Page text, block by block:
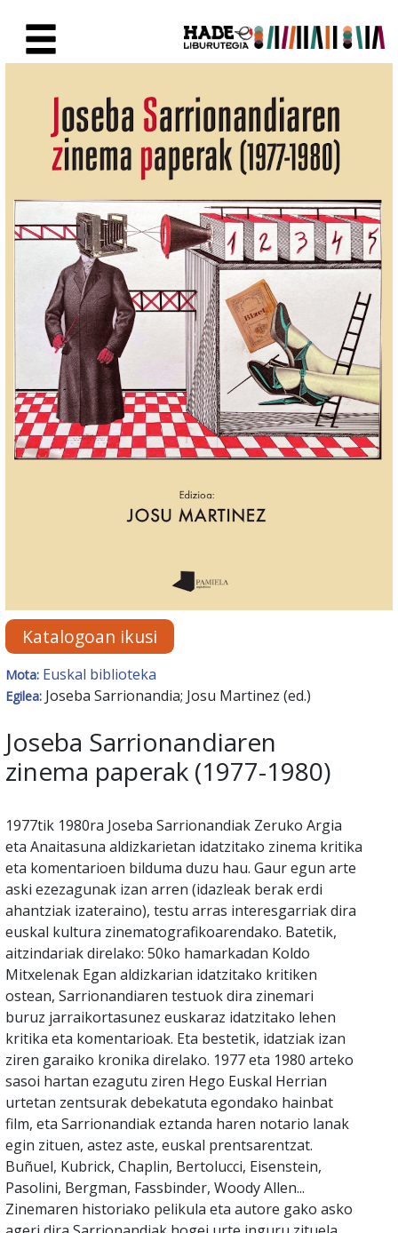
Katalogoan ikusi
Mota: Euskal biblioteka
Egilea: Joseba Sarrionandia; Josu Martinez (ed.)
Joseba Sarrionandiaren
zinema paperak (1977-1980)
1977tik 1980ra Joseba Sarrionandiak Zeruko Argia
eta Anaitasuna aldizkarietan idatzitako zinema kritika
eta komentarioen bilduma duzu hau. Gaur egun arte
aski ezezagunak izan arren (idazleak berak erdi
ahantziak izateraino), testu arras interesgarriak dira
euskal kultura zinematografikoarendako. Batetik,
aitzindariak direlako: 50ko hamarkadan Koldo
Mitxelenak Egan aldizkarian idatzitako kritiken
ostean, Sarrionandiaren testuok dira zinemari
buruz jarraikortasunez euskaraz idatzitako lehen
kritika eta komentarioak. Eta bestetik, idatziak izan
ziren garaiko kronika direlako. 1977 eta 1980 arteko
sasoi hartan ezagutu ziren Hego Euskal Herrian
urtetan zentsurak debekatuta egondako hainbat
film, eta Sarrionandiak eztanda haren notario lanak
egin zituen, astez aste, euskal prentsarentzat.
Buñuel, Kubrick, Chaplin, Bertolucci, Eisenstein,
Pasolini, Bergman, Fassbinder, Woody Allen...
Zinemaren historiako pelikula eta autore gako asko